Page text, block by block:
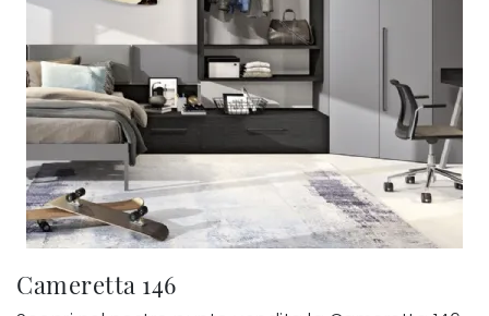
Cameretta 146